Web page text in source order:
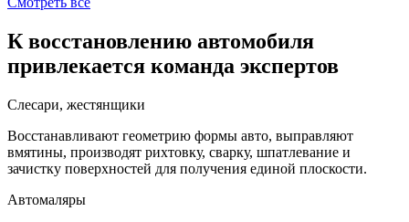
К восстановлению автомобиля
привлекается команда экспертов
Слесари, жестянщики
Восстанавливают геометрию формы авто, выправляют
вмятины, производят рихтовку, сварку, шпатлевание и
зачистку поверхностей для получения единой плоскости.
Автомаляры